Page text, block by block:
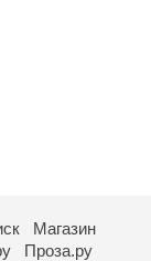
Магазин
Проза.ру